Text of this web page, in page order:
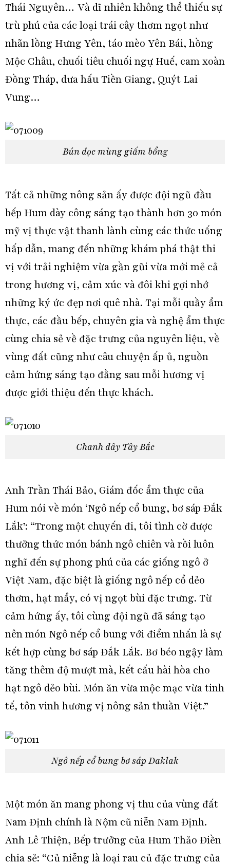
Thái Nguyên… Và dĩ nhiên không thể thiếu sự
trù phú của các loại trái cây thơm ngọt như
nhãn lồng Hưng Yên, táo mèo Yên Bái, hồng
Mộc Châu, chuối tiêu chuối ngự Huế, cam xoàn
Đồng Tháp, dưa hấu Tiền Giang, Quýt Lai
Vung…
Bún dọc mùng giấm bổng
Tất cả những nông sản ấy được đội ngũ đầu
bếp Hum dày công sáng tạo thành hơn 30 món
mỹ vị thực vật thanh lành cùng các thức uống
hấp dẫn, mang đến những khám phá thật thi
vị với trải nghiệm vừa gần gũi vừa mới mẻ cả
trong hương vị, cảm xúc và đôi khi gợi nhớ
những ký ức đẹp nơi quê nhà. Tại mỗi quầy ẩm
thực, các đầu bếp, chuyên gia và nghệ ẩm thực
cùng chia sẻ về đặc trưng của nguyên liệu, về
vùng đất cũng như câu chuyện ấp ủ, nguồn
cảm hứng sáng tạo đằng sau mỗi hương vị
được giới thiệu đến thực khách.
Chanh dây Tây Bắc
Anh Trần Thái Bảo, Giám đốc ẩm thực của
Hum nói về món ‘Ngô nếp cổ bung, bơ sáp Đắk
Lắk’: “Trong một chuyến đi, tôi tình cờ được
thưởng thức món bánh ngô chiên và rồi luôn
nghĩ đến sự phong phú của các giống ngô ở
Việt Nam, đặc biệt là giống ngô nếp cổ dẻo
thơm, hạt mẩy, có vị ngọt bùi đặc trưng. Từ
cảm hứng ấy, tôi cùng đội ngũ đã sáng tạo
nên món Ngô nếp cổ bung với điểm nhấn là sự
kết hợp cùng bơ sáp Đắk Lắk. Bơ béo ngậy làm
tăng thêm độ mượt mà, kết cấu hài hòa cho
hạt ngô dẻo bùi. Món ăn vừa mộc mạc vừa tinh
tế, tôn vinh hương vị nông sản thuần Việt.”
Ngô nếp cổ bung bơ sáp Daklak
Một món ăn mang phong vị thu của vùng đất
Nam Định chính là Nộm cũ niễn Nam Định.
Anh Lê Thiện, Bếp trưởng của Hum Thảo Điền
chia sẻ: “Củ niễng là loại rau củ đặc trưng của